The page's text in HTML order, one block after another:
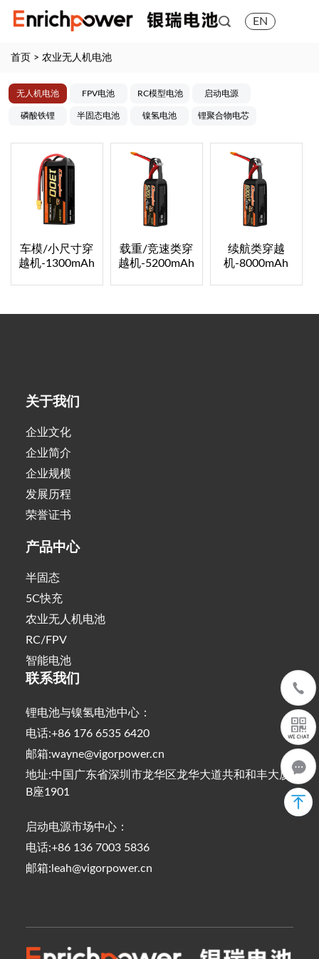
EN
首页 > 农业无人机电池
无人机电池 FPV电池 RC模型电池 启动电源
磷酸铁锂 半固态电池 镍氢电池 锂聚合物电芯
车模/小尺寸穿
越机-1300mAh
载重/竞速类穿
越机-5200mAh
续航类穿越
机-8000mAh
关于我们
企业文化
企业简介
企业规模
发展历程
荣誉证书
产品中心
半固态
5C快充
农业无人机电池
RC/FPV
智能电池
联系我们
锂电池与镍氢电池中心：
电话:+86 176 6535 6420
邮箱:wayne@vigorpower.cn
地址:中国广东省深圳市龙华区龙华大道共和和丰大厦
B座1901
启动电源市场中心：
电话:+86 136 7003 5836
邮箱:leah@vigorpower.cn